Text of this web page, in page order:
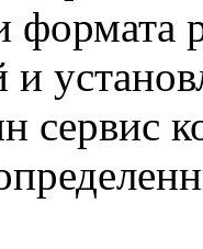
формата
и
сервис